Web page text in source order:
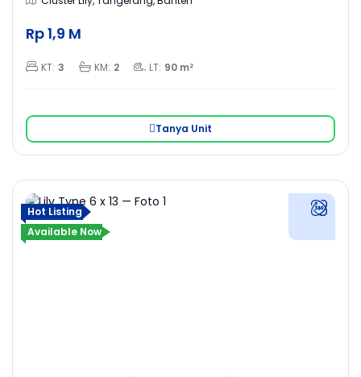
Rp 1,9 M
KT: 3 KM: 2 LT: 90 m²
Tanya Unit
Hot Listing
Available Now